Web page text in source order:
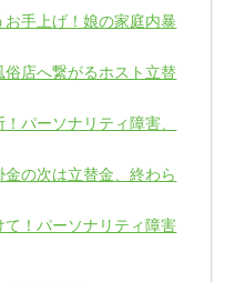
お手上げ！娘の家庭内暴
俗店へ繋がるホスト立替
！パーソナリティ障害、
金の次は立替金、終わら
て！パーソナリティ障害